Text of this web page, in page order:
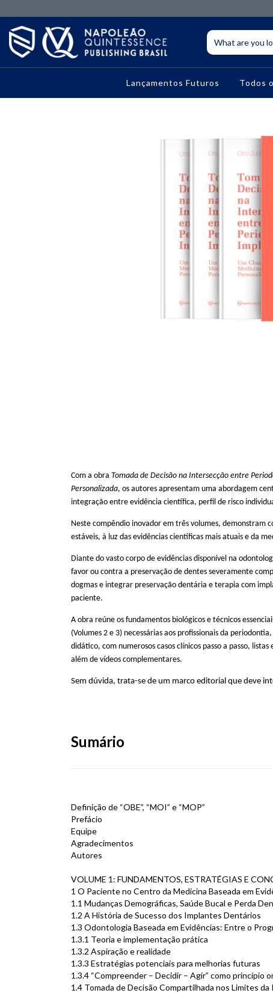
Lançamentos Futuros Todos
Com a obra Tomada de Decisão na Intersecção entre
Personalizada, os autores apresentam uma abordagem
integração entre evidência científica, perfil de risco
Neste compêndio inovador em três volumes, demonstram
estáveis, à luz das evidências científicas mais atuais e da
Diante do vasto corpo de evidências disponível na
favor ou contra a preservação de dentes severamente
dogmas e integrar preservação dentária e terapia com
paciente.
A obra reúne os fundamentos biológicos e técnicos
(Volumes 2 e 3) necessárias aos profissionais da
didático, com numerosos casos clínicos passo a passo,
além de vídeos complementares.
Sem dúvida, trata-se de um marco editorial que deve
Sumário
Definição de “OBE”, “MOI” e “MOP”
Prefácio
Equipe
Agradecimentos
Autores
VOLUME 1: FUNDAMENTOS, ESTRATÉGIAS E
1 O Paciente no Centro da Medicina Baseada em
1.1 Mudanças Demográficas, Saúde Bucal e Perda
1.2 A História de Sucesso dos Implantes Dentários
1.3 Odontologia Baseada em Evidências: Entre o
1.3.1 Teoria e implementação prática
1.3.2 Aspiração e realidade
1.3.3 Estratégias potenciais para melhorias futuras
1.3.4 “Compreender – Decidir – Agir” como
1.4 Tomada de Decisão Compartilhada nos Limites